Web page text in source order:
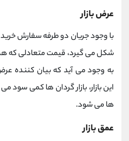
عرض بازار
با وجود جریان دو طرفه سفارش
شکل می گیرد، قیمت متعادلی که
به وجود می آید که بیان کننده
این بازار، بازار گردان ها کمی سود
ها می شود.
عمق بازار